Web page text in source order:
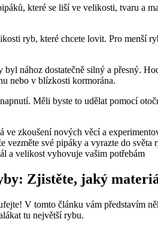
které se liší ​ve velikosti, tvaru a
ryb, které chcete lovit. Pro menší
nához dostatečně ​silný a přesný.
nebo v ‌blízkosti ⁣kormorána.
Měli byste to udělat pomocí
ve zkoušení nových věcí ⁢a⁣
vezměte své pipáky a vyrazte do světa
Zjistěte, jaký
V tomto článku vám představím
tu největší‌ rybu.